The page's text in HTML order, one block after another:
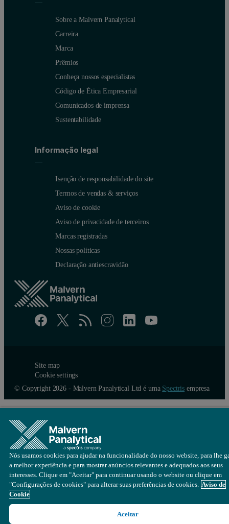
Sobre a Malvern Panalytical
Carreira
Marca
Prêmios
Conheça nossos especialistas
Código de Ética Empresarial
Comunicados de imprensa
Sustentabilidade
Informação legal
Isenção de responsabilidade do site
Termos de vendas & serviços
Aviso de cookie
Aviso de privacidade de terceiros
Marcas registradas
Nossas políticas
Declaração antiescravidão
Site map
Cookie settings
© Copyright 2026 - Malvern Panalytical Ltd é uma Spectris empresa
Nós usamos cookies para ajudar na funcionalidade do nosso website, para lhe
a melhor experiência e para mostrar anúncios relevantes e adequados aos seus
interesses. Clique em "Aceitar" para continuar usando o website ou clique em
"Configurações de cookies" para alterar suas preferências de cookies. Aviso de
Cookie
Aceitar